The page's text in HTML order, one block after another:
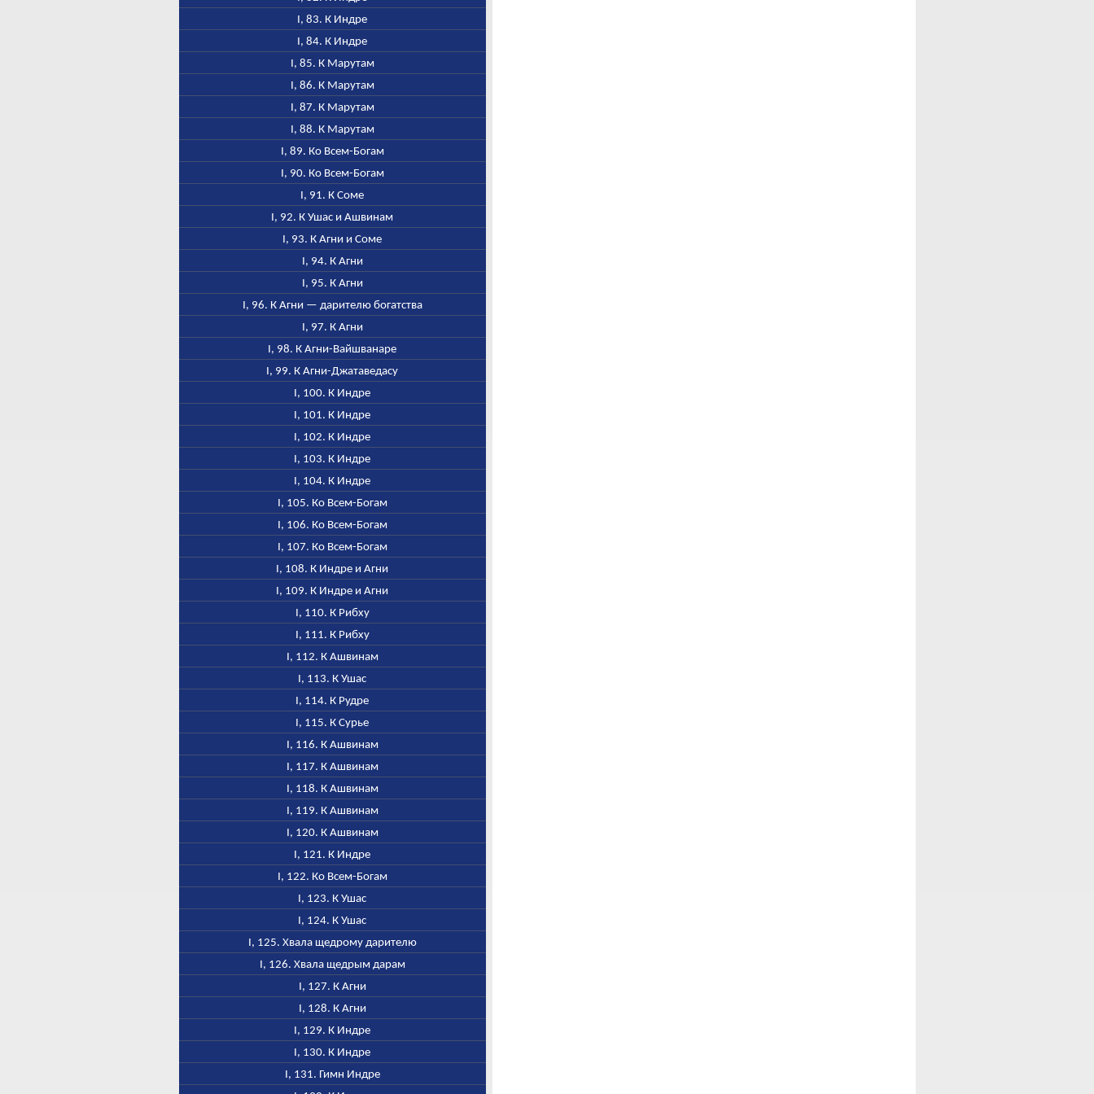
I, 83. К Индре
I, 84. К Индре
I, 85. К Марутам
I, 86. К Марутам
I, 87. К Марутам
I, 88. К Марутам
I, 89. Ко Всем-Богам
I, 90. Ко Всем-Богам
I, 91. К Соме
I, 92. К Ушас и Ашвинам
I, 93. К Агни и Соме
I, 94. К Агни
I, 95. К Агни
I, 96. К Агни — дарителю богатства
I, 97. К Агни
I, 98. К Агни-Вайшванаре
I, 99. К Агни-Джатаведасу
I, 100. К Индре
I, 101. К Индре
I, 102. К Индре
I, 103. К Индре
I, 104. К Индре
I, 105. Ко Всем-Богам
I, 106. Ко Всем-Богам
I, 107. Ко Всем-Богам
I, 108. К Индре и Агни
I, 109. К Индре и Агни
I, 110. К Рибху
I, 111. К Рибху
I, 112. К Ашвинам
I, 113. К Ушас
I, 114. К Рудре
I, 115. К Сурье
I, 116. К Ашвинам
I, 117. К Ашвинам
I, 118. К Ашвинам
I, 119. К Ашвинам
I, 120. К Ашвинам
I, 121. К Индре
I, 122. Ко Всем-Богам
I, 123. К Ушас
I, 124. К Ушас
I, 125. Хвала щедрому дарителю
I, 126. Хвала щедрым дарам
I, 127. К Агни
I, 128. К Агни
I, 129. К Индре
I, 130. К Индре
I, 131. Гимн Индре